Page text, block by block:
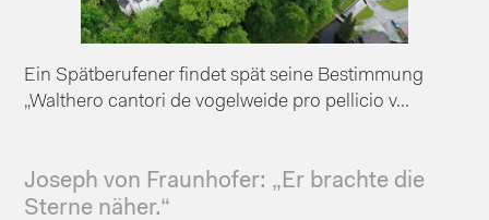
Ein Spätberufener findet spät seine Bestimmung
„Walthero cantori de vogelweide pro pellicio v...
Joseph von Fraunhofer: „Er brachte die
Sterne näher.“